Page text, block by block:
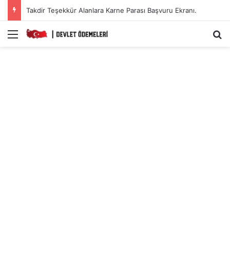
Takdir Teşekkür Alanlara Karne Parası Başvuru Ekranı.
Menü